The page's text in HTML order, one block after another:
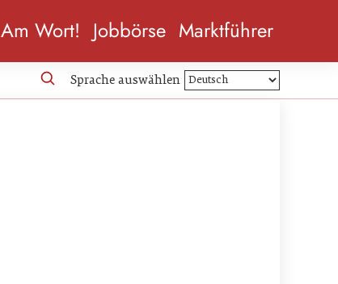
Am Wort! Jobbörse Marktführer
Sprache auswählen